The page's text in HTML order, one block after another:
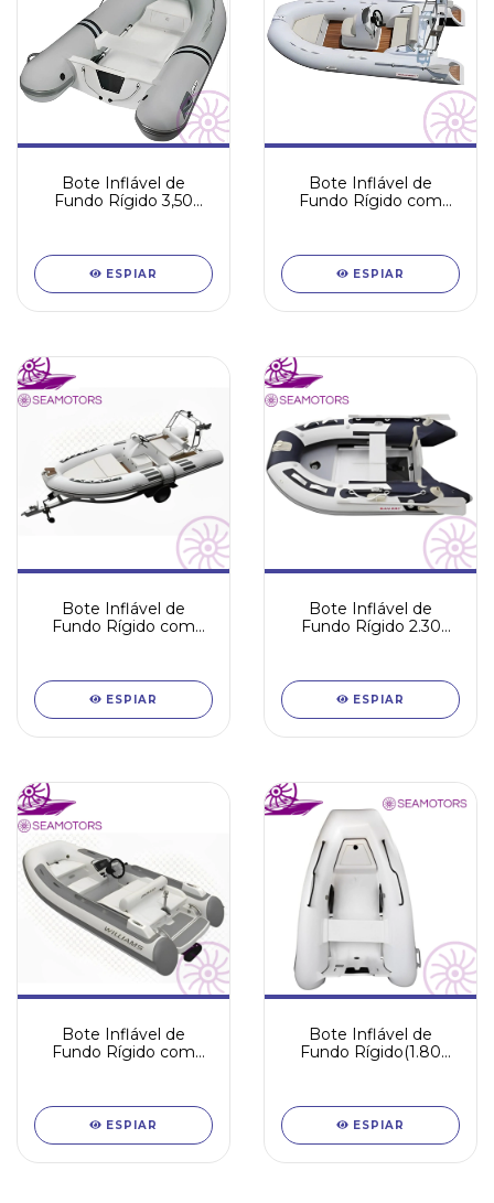
Bote Inflável de
Fundo Rígido 3,50
ESPIAR
Bote Inflável de
Fundo Rígido com
ESPIAR
Bote Inflável de
Fundo Rígido com
ESPIAR
Bote Inflável de
Fundo Rígido 2.30
ESPIAR
Bote Inflável de
Fundo Rígido com
ESPIAR
Bote Inflável de
Fundo Rígido(1.80
ESPIAR